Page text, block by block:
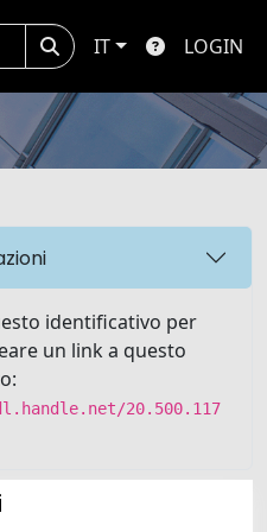
IT LOGIN
identificativo per
un link a questo
20.500.117